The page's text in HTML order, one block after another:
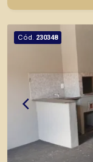
Cód. 230348